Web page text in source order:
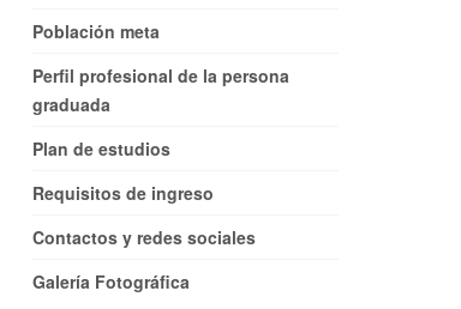
Población meta
Perfil profesional de la persona
graduada
Plan de estudios
Requisitos de ingreso
Contactos y redes sociales
Galería Fotográfica